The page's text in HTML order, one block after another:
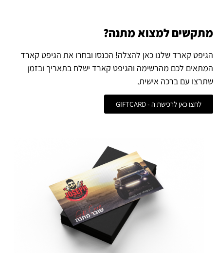
מתקשים למצוא מתנה?
הגיפט קארד שלנו כאן להצלה! הכנסו ובחרו את הגיפט קארד
המתאים לכם מהרשימה והגיפט קארד ישלח בתאריך ובזמן
שתרצו עם ברכה אישית.
לחצו כאן לרכישת ה - GIFTCARD